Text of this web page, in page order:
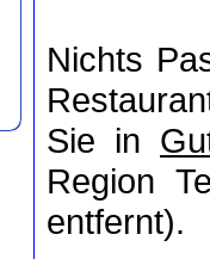
Nichts
Sie in
Region
entfernt).